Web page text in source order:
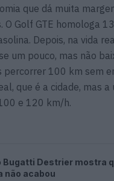
que dá muita
O Golf GTE homologa
Depois, na vida
um pouco, mas não
percorrer 100 km sem
que é a cidade, mas a
e 120 km/h.
Bugatti Destrier mostra
não acabou